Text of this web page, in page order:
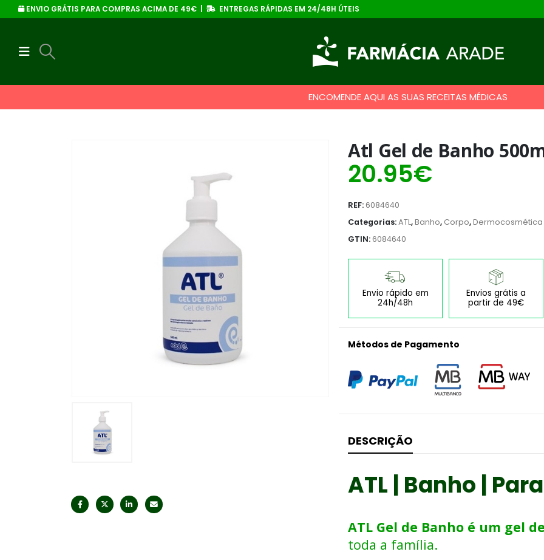
ENVIO GRÁTIS PARA COMPRAS ACIMA DE 49€ | ENTREGAS RÁPIDAS EM 24/48H ÚTEIS
ENCOMENDE AQUI AS SUAS RECEITAS MÉDICAS
Atl Gel de Banho
20.95€
REF:6084640
Categorias:ATL,Banho, Corpo,Dermocosmética
GTIN:6084640
Envio rápido em
24h/48h
Envios grátis a
partir de 49€
Métodos de Pagamento
DESCRIÇÃO
ATL | Banho |
ATL Gel de Banho é um gel de
toda a família.